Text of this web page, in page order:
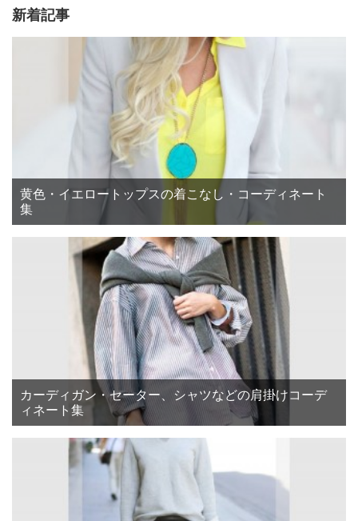
新着記事
黄色・イエロートップスの着こなし・コーディネート
集
カーディガン・セーター、シャツなどの肩掛けコーデ
ィネート集